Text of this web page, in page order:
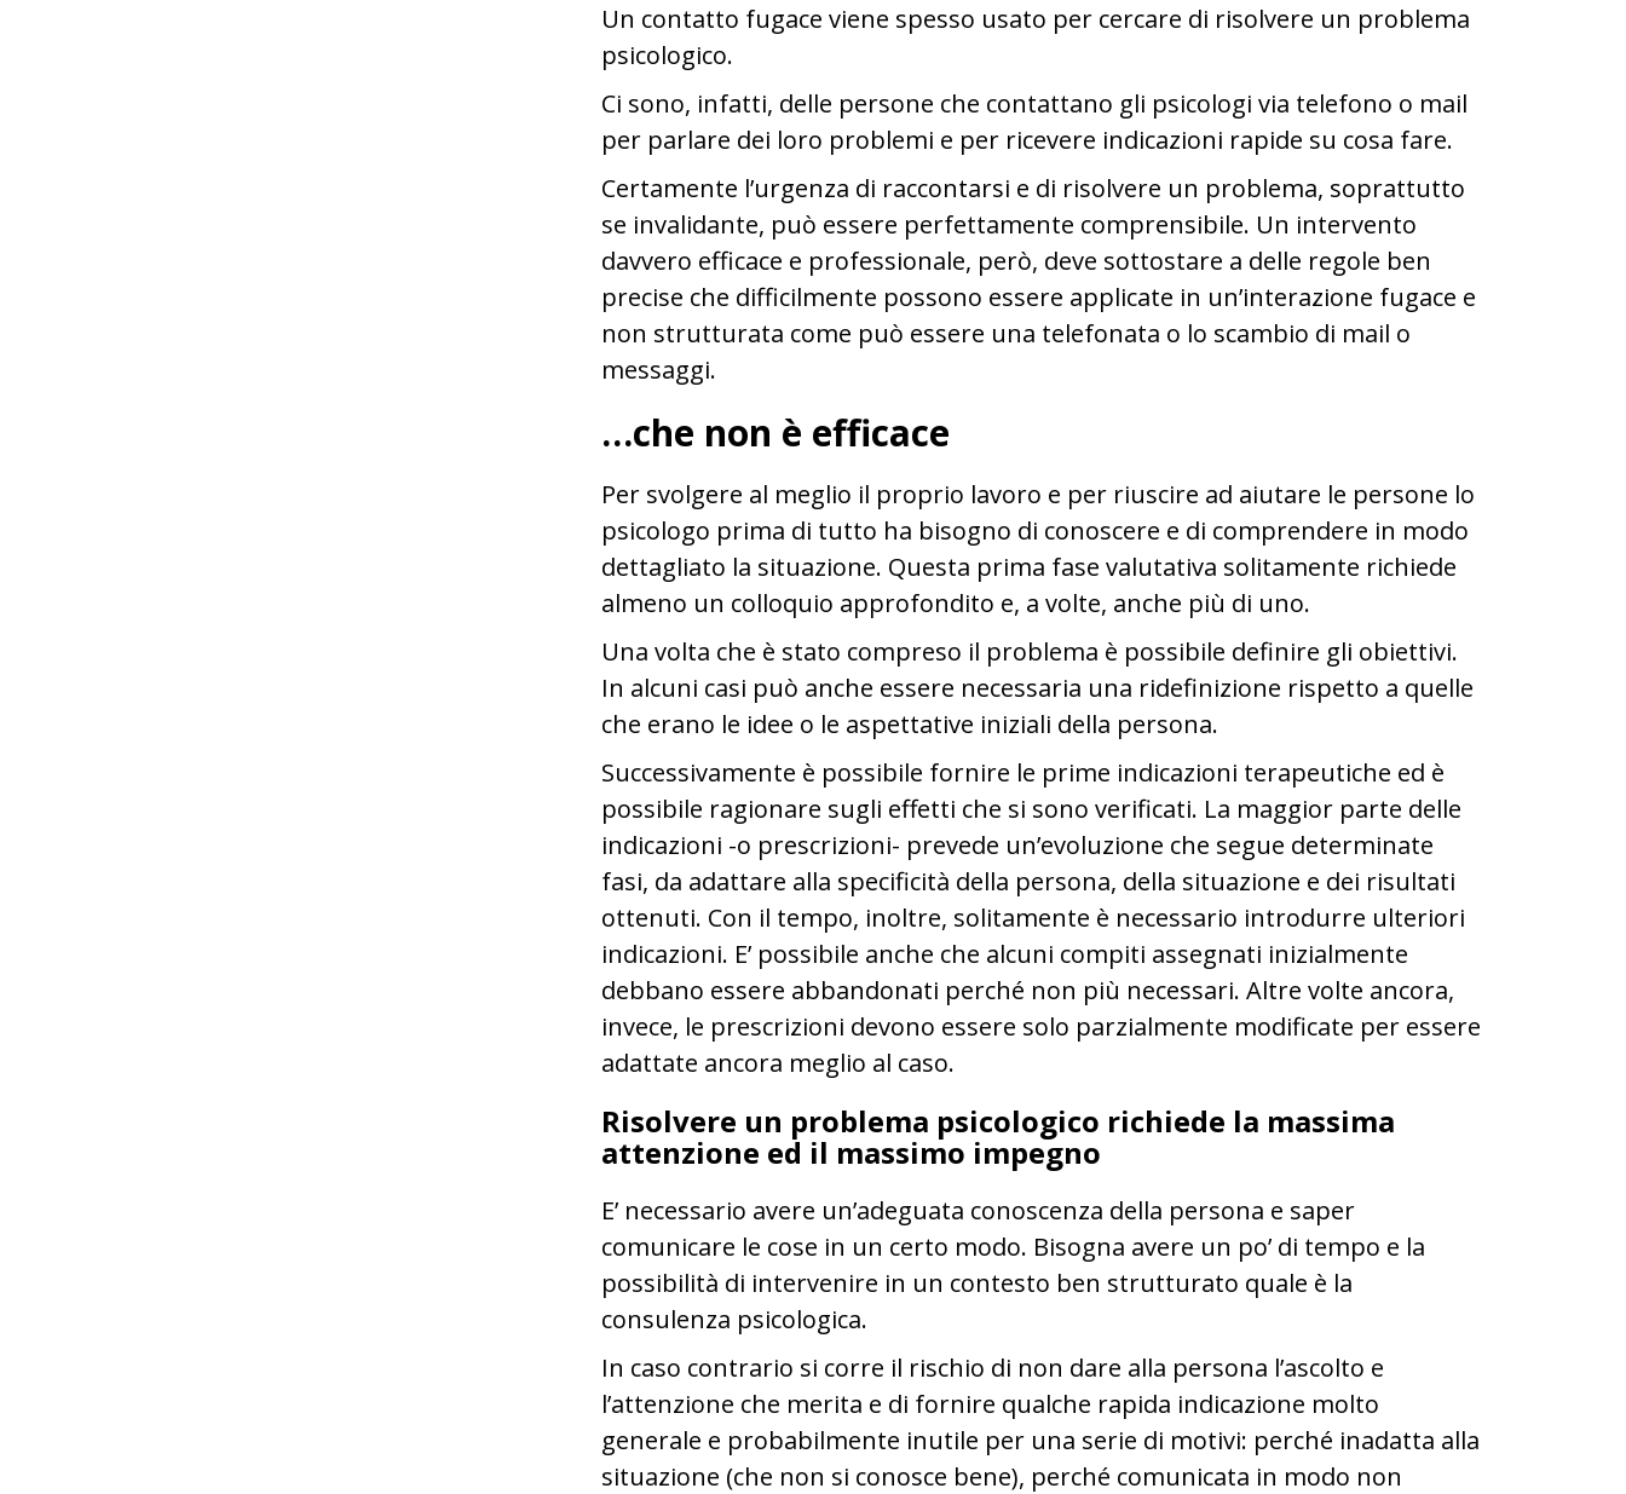
Un contatto fugace viene spesso usato per cercare di risolvere un problema
psicologico.
Ci sono, infatti, delle persone che contattano gli psicologi via telefono o mail
per parlare dei loro problemi e per ricevere indicazioni rapide su cosa fare.
Certamente l’urgenza di raccontarsi e di risolvere un problema, soprattutto
se invalidante, può essere perfettamente comprensibile. Un intervento
davvero efficace e professionale, però, deve sottostare a delle regole ben
precise che difficilmente possono essere applicate in un’interazione fugace e
non strutturata come può essere una telefonata o lo scambio di mail o
messaggi.
…che non è efficace
Per svolgere al meglio il proprio lavoro e per riuscire ad aiutare le persone lo
psicologo prima di tutto ha bisogno di conoscere e di comprendere in modo
dettagliato la situazione. Questa prima fase valutativa solitamente richiede
almeno un colloquio approfondito e, a volte, anche più di uno.
Una volta che è stato compreso il problema è possibile definire gli obiettivi.
In alcuni casi può anche essere necessaria una ridefinizione rispetto a quelle
che erano le idee o le aspettative iniziali della persona.
Successivamente è possibile fornire le prime indicazioni terapeutiche ed è
possibile ragionare sugli effetti che si sono verificati. La maggior parte delle
indicazioni -o prescrizioni- prevede un’evoluzione che segue determinate
fasi, da adattare alla specificità della persona, della situazione e dei risultati
ottenuti. Con il tempo, inoltre, solitamente è necessario introdurre ulteriori
indicazioni. E’ possibile anche che alcuni compiti assegnati inizialmente
debbano essere abbandonati perché non più necessari. Altre volte ancora,
invece, le prescrizioni devono essere solo parzialmente modificate per essere
adattate ancora meglio al caso.
Risolvere un problema psicologico richiede la massima
attenzione ed il massimo impegno
E’ necessario avere un’adeguata conoscenza della persona e saper
comunicare le cose in un certo modo. Bisogna avere un po’ di tempo e la
possibilità di intervenire in un contesto ben strutturato quale è la
consulenza psicologica.
In caso contrario si corre il rischio di non dare alla persona l’ascolto e
l’attenzione che merita e di fornire qualche rapida indicazione molto
generale e probabilmente inutile per una serie di motivi: perché inadatta alla
situazione (che non si conosce bene), perché comunicata in modo non